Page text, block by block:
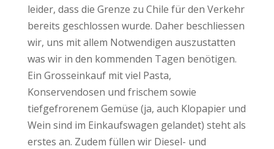
leider, dass die Grenze zu Chile für den Verkehr
bereits geschlossen wurde. Daher beschliessen
wir, uns mit allem Notwendigen auszustatten
was wir in den kommenden Tagen benötigen.
Ein Grosseinkauf mit viel Pasta,
Konservendosen und frischem sowie
tiefgefrorenem Gemüse (ja, auch Klopapier und
Wein sind im Einkaufswagen gelandet) steht als
erstes an. Zudem füllen wir Diesel- und